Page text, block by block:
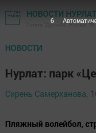
НОВОСТИ
Газета "Дружба", Нурлат
НОВОСТИ
Нурлат: парк
Сирень Самерханова,
Пляжный волейбол,
5